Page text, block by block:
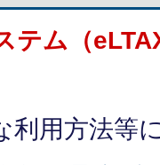
テム（
利用方法等